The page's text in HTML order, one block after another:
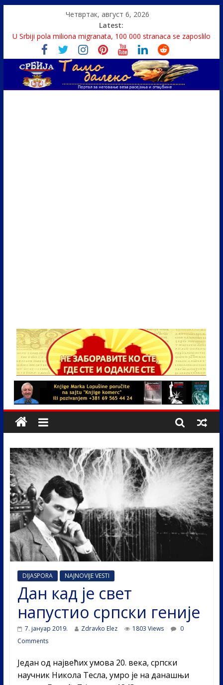
Четвртак, август 6, 2026
Latest:
Politika i seks glavne teme srpskih medija
U Srbiji pola miliona migranata, 100 000 stranaca se zaposlilo
Како је „Господар књига“ проглашен народним
непријатељем
Čije je pravo na istinu o Nikoli Tesli?
Srbin zaspao na Dunavu, reka ga odnela u Rumuniju
DIJASPORA NAJNOVIJE VESTI
Дан кад је свет
напустио српски геније
7. јануар 2019. Zdravko Elez 1803 Views
0
Comments
Један од највећих умова 20. века, српски
научник Никола Тесла, умро је на данашњи